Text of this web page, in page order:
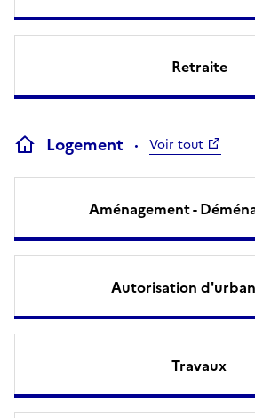
Retraite
Logement Voir tout
Aménagement -
Autorisation
Travaux